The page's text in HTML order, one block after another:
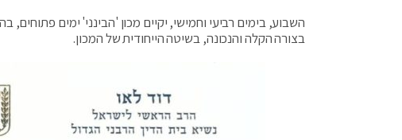
השבוע, בימים רביעי וחמישי, יקיים מכון 'הבינני' ימים פתוחים,
בצורה הקלה והנכונה, בשיטה הייחודית של המכון.